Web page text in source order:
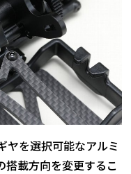
を選択可能なアルミ
載方向を変更するこ